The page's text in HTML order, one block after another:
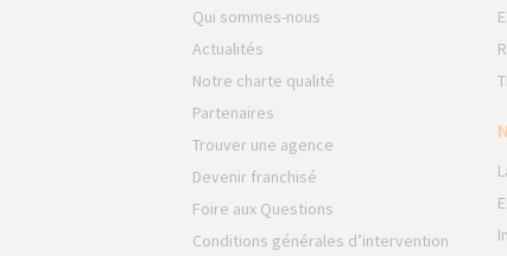
Qui sommes-nous
Actualités
Notre charte qualité
Partenaires
Trouver une agence
Devenir franchisé
Foire aux Questions
Conditions générales d’intervention